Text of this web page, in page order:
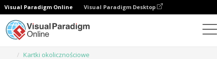
Visual Paradigm Online Visual Paradigm Desktop
Kartki okolicznościowe